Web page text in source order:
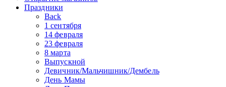
Праздники
Back
1 сентября
14 февраля
23 февраля
8 марта
Выпускной
Девичник/Мальчишник/Дембель
День Мамы